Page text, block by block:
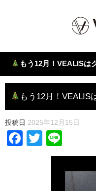
もう12月！VEALISは
もう12月！VEALIS
投稿日 2025年12月15日
Facebook
Twitter